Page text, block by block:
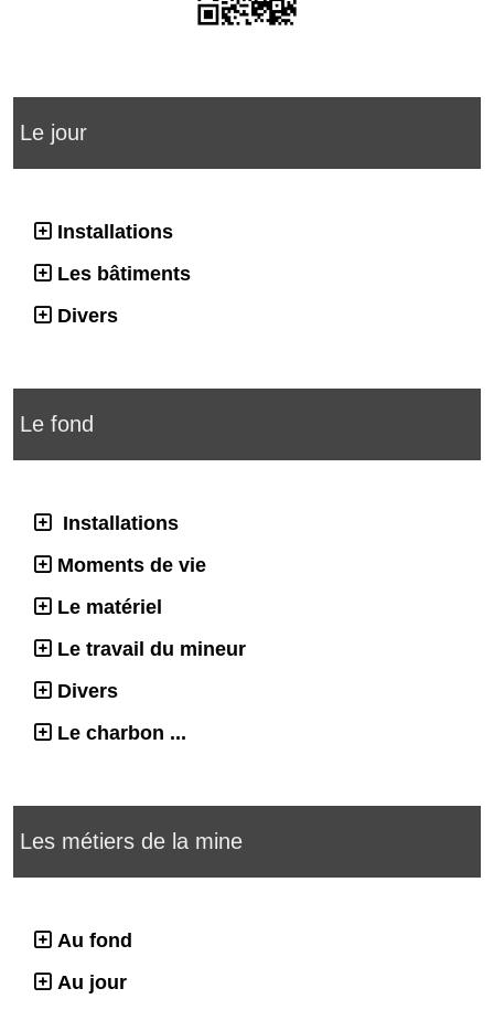
Le jour
Installations
Les bâtiments
Divers
Le fond
Installations
Moments de vie
Le matériel
Le travail du mineur
Divers
Le charbon ...
Les métiers de la mine
Au fond
Au jour